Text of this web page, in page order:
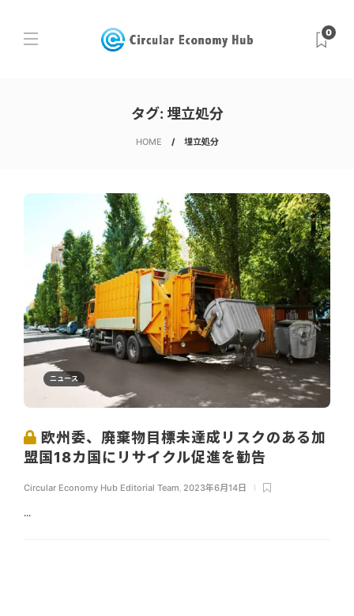
0
タグ: 埋立処分
HOME 埋立処分
ニュース
欧州委、廃棄物目標未達成リスクのある加
盟国18カ国にリサイクル促進を勧告
Circular Economy Hub Editorial Team 2023年6月14日
...